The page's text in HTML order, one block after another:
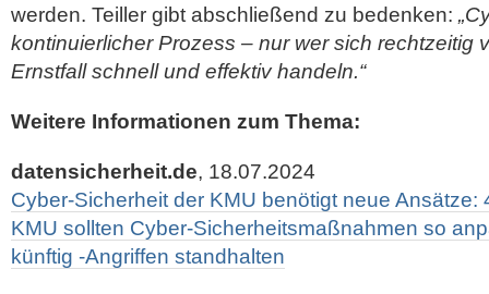
werden. Teiller gibt abschließend zu bedenken:
kontinuierlicher Prozess – nur wer sich rechtzeitig
Ernstfall schnell und effektiv handeln.“
Weitere Informationen zum Thema:
datensicherheit.de, 18.07.2024
Cyber-Sicherheit der KMU benötigt neue Ansätze:
KMU sollten Cyber-Sicherheitsmaßnahmen so
künftig -Angriffen standhalten